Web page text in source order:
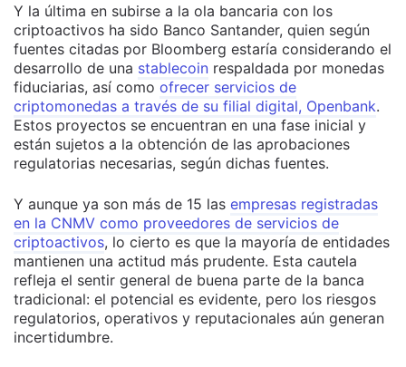
Y la última en subirse a la ola bancaria con los
criptoactivos ha sido Banco Santander, quien según
fuentes citadas por Bloomberg estaría considerando el
desarrollo de una stablecoin respaldada por monedas
fiduciarias, así como ofrecer servicios de
criptomonedas a través de su filial digital, Openbank.
Estos proyectos se encuentran en una fase inicial y
están sujetos a la obtención de las aprobaciones
regulatorias necesarias, según dichas fuentes.
Y aunque ya son más de 15 las empresas registradas
en la CNMV como proveedores de servicios de
criptoactivos, lo cierto es que la mayoría de entidades
mantienen una actitud más prudente. Esta cautela
refleja el sentir general de buena parte de la banca
tradicional: el potencial es evidente, pero los riesgos
regulatorios, operativos y reputacionales aún generan
incertidumbre.